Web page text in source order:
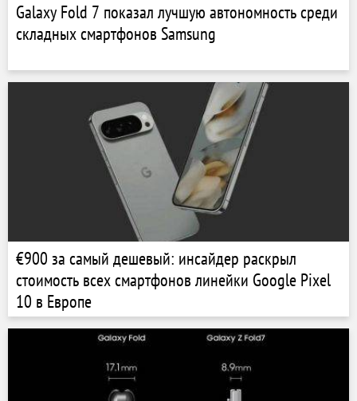
Galaxy Fold 7 показал лучшую автономность среди
складных смартфонов Samsung
€900 за самый дешевый: инсайдер раскрыл
стоимость всех смартфонов линейки Google Pixel
10 в Европе